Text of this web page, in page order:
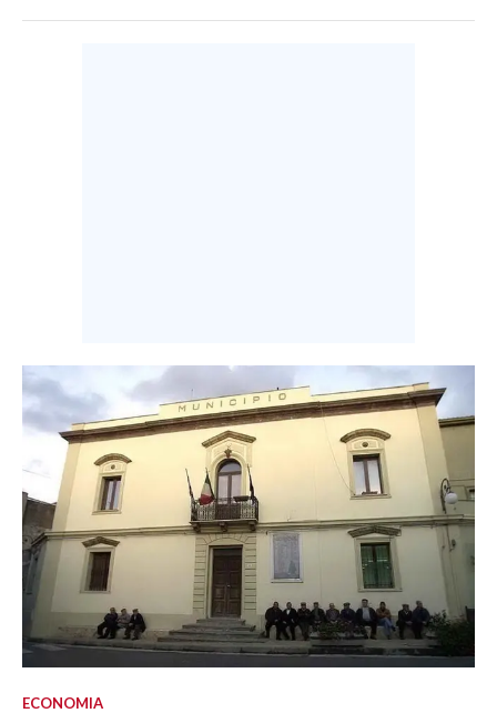
ECONOMIA